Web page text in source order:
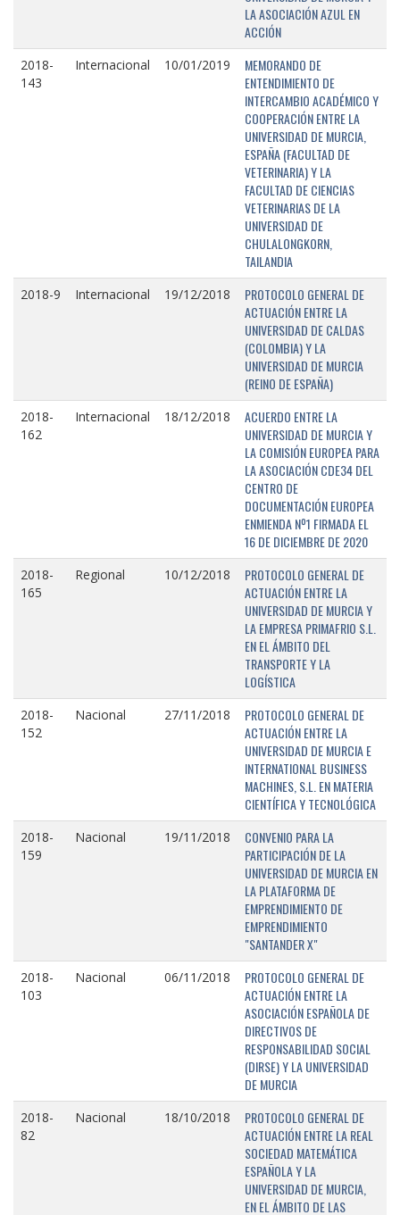
LA ASOCIACIÓN AZUL EN
ACCIÓN
2018-
143
Internacional 10/01/2019
MEMORANDO DE
ENTENDIMIENTO DE
INTERCAMBIO ACADÉMICO Y
COOPERACIÓN ENTRE LA
UNIVERSIDAD DE MURCIA,
ESPAÑA (FACULTAD DE
VETERINARIA) Y LA
FACULTAD DE CIENCIAS
VETERINARIAS DE LA
UNIVERSIDAD DE
CHULALONGKORN,
TAILANDIA
2018-9 Internacional 19/12/2018
PROTOCOLO GENERAL DE
ACTUACIÓN ENTRE LA
UNIVERSIDAD DE CALDAS
(COLOMBIA) Y LA
UNIVERSIDAD DE MURCIA
(REINO DE ESPAÑA)
2018-
162
Internacional 18/12/2018
ACUERDO ENTRE LA
UNIVERSIDAD DE MURCIA Y
LA COMISIÓN EUROPEA PARA
LA ASOCIACIÓN CDE34 DEL
CENTRO DE
DOCUMENTACIÓN EUROPEA
ENMIENDA Nº1 FIRMADA EL
16 DE DICIEMBRE DE 2020
2018-
165
Regional 10/12/2018
PROTOCOLO GENERAL DE
ACTUACIÓN ENTRE LA
UNIVERSIDAD DE MURCIA Y
LA EMPRESA PRIMAFRIO S.L.
EN EL ÁMBITO DEL
TRANSPORTE Y LA
LOGÍSTICA
2018-
152
Nacional 27/11/2018
PROTOCOLO GENERAL DE
ACTUACIÓN ENTRE LA
UNIVERSIDAD DE MURCIA E
INTERNATIONAL BUSINESS
MACHINES, S.L. EN MATERIA
CIENTÍFICA Y TECNOLÓGICA
2018-
159
Nacional 19/11/2018
CONVENIO PARA LA
PARTICIPACIÓN DE LA
UNIVERSIDAD DE MURCIA EN
LA PLATAFORMA DE
EMPRENDIMIENTO DE
EMPRENDIMIENTO
"SANTANDER X"
2018-
103
Nacional 06/11/2018
PROTOCOLO GENERAL DE
ACTUACIÓN ENTRE LA
ASOCIACIÓN ESPAÑOLA DE
DIRECTIVOS DE
RESPONSABILIDAD SOCIAL
(DIRSE) Y LA UNIVERSIDAD
DE MURCIA
2018-
82
Nacional 18/10/2018
PROTOCOLO GENERAL DE
ACTUACIÓN ENTRE LA REAL
SOCIEDAD MATEMÁTICA
ESPAÑOLA Y LA
UNIVERSIDAD DE MURCIA,
EN EL ÁMBITO DE LAS